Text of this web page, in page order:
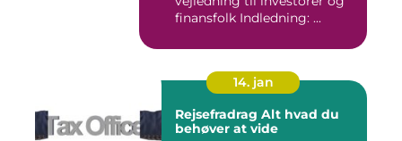
finansfolk Indledning: ...
14. jan
Rejsefradrag Alt hvad du
behøver at vide